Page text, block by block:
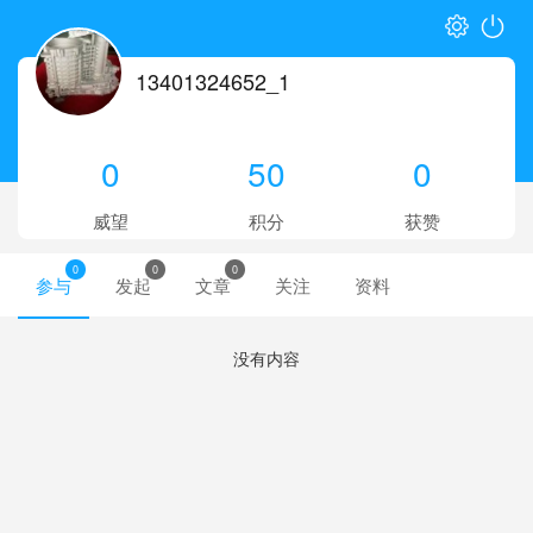
13401324652_1
0
威望
50
积分
0
获赞
参与
0
发起
0
文章
0
关注 资料
没有内容